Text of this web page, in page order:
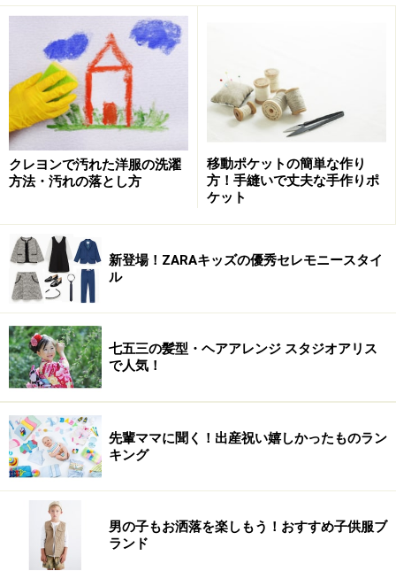
クレヨンで汚れた洋服の洗濯
方法・汚れの落とし方
移動ポケットの簡単な作り
方！手縫いで丈夫な手作りポ
ケット
新登場！ZARAキッズの優秀セレモニースタイ
ル
七五三の髪型・ヘアアレンジ スタジオアリス
で人気！
先輩ママに聞く！出産祝い嬉しかったものラン
キング
男の子もお洒落を楽しもう！おすすめ子供服ブ
ランド